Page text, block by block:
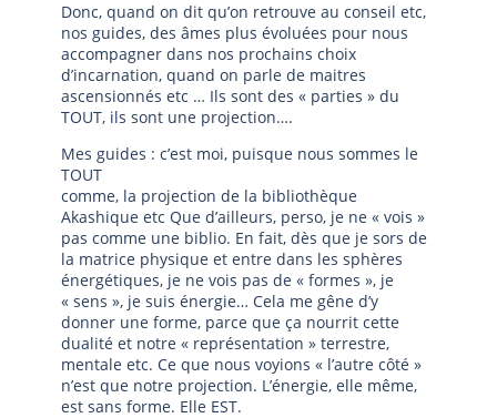
Donc, quand on dit qu’on retrouve au conseil etc,
nos guides, des âmes plus évoluées pour nous
accompagner dans nos prochains choix
d’incarnation, quand on parle de maitres
ascensionnés etc … Ils sont des « parties » du
TOUT, ils sont une projection….
Mes guides : c’est moi, puisque nous sommes le
TOUT
comme, la projection de la bibliothèque
Akashique etc Que d’ailleurs, perso, je ne « vois »
pas comme une biblio. En fait, dès que je sors de
la matrice physique et entre dans les sphères
énergétiques, je ne vois pas de « formes », je
« sens », je suis énergie… Cela me gêne d’y
donner une forme, parce que ça nourrit cette
dualité et notre « représentation » terrestre,
mentale etc. Ce que nous voyions « l’autre côté »
n’est que notre projection. L’énergie, elle même,
est sans forme. Elle EST.